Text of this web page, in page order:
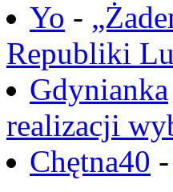
Yo -
Republiki
Gdynianka
realizacji
Chętna40 -